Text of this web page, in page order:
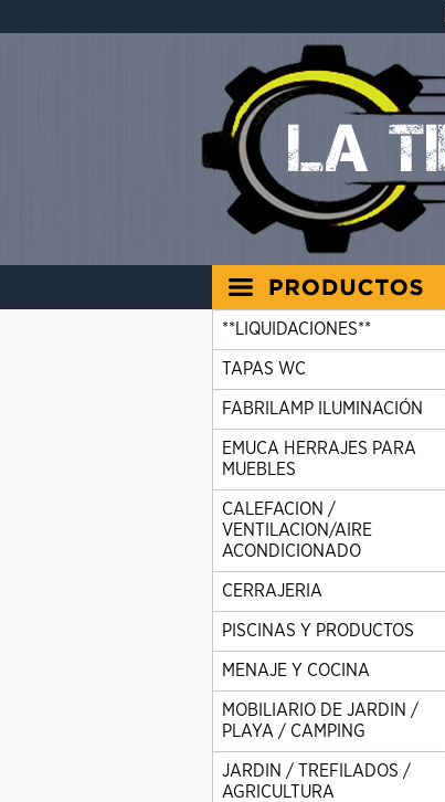
**LIQUIDACIONES**
TAPAS WC
FABRILAMP ILUMINACIÓN
EMUCA HERRAJES PARA
MUEBLES
CALEFACION /
VENTILACION/AIRE
ACONDICIONADO
CERRAJERIA
PISCINAS Y PRODUCTOS
MENAJE Y COCINA
MOBILIARIO DE JARDIN /
PLAYA / CAMPING
JARDIN / TREFILADOS /
AGRICULTURA